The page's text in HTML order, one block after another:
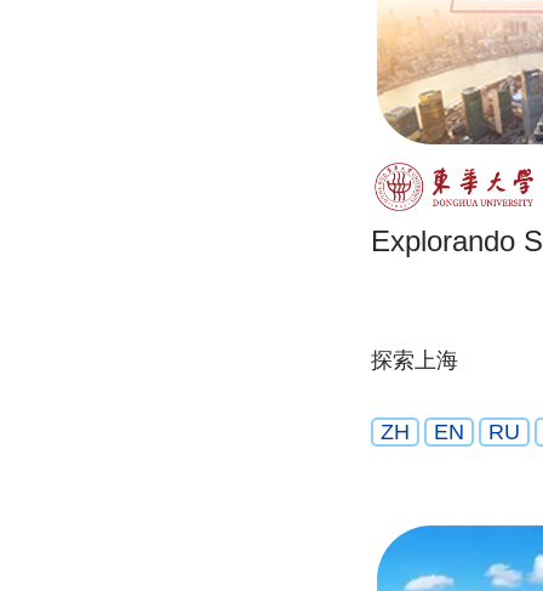
Explorando
探索上海
ZH EN RU